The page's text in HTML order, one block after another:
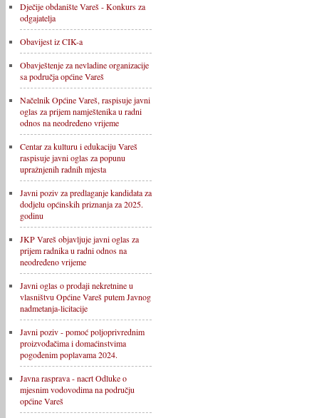
Dječije obdanište Vareš - Konkurs za
odgajatelja
Obavijest iz CIK-a
Obavještenje za nevladine organizacije
sa područja općine Vareš
Načelnik Općine Vareš, raspisuje javni
oglas za prijem namještenika u radni
odnos na neodređeno vrijeme
Centar za kulturu i edukaciju Vareš
raspisuje javni oglas za popunu
upražnjenih radnih mjesta
Javni poziv za predlaganje kandidata za
dodjelu općinskih priznanja za 2025.
godinu
JKP Vareš objavljuje javni oglas za
prijem radnika u radni odnos na
neodređeno vrijeme
Javni oglas o prodaji nekretnine u
vlasništvu Općine Vareš putem Javnog
nadmetanja-licitacije
Javni poziv - pomoć poljoprivrednim
proizvođačima i domaćinstvima
pogođenim poplavama 2024.
Javna rasprava - nacrt Odluke o
mjesnim vodovodima na području
općine Vareš